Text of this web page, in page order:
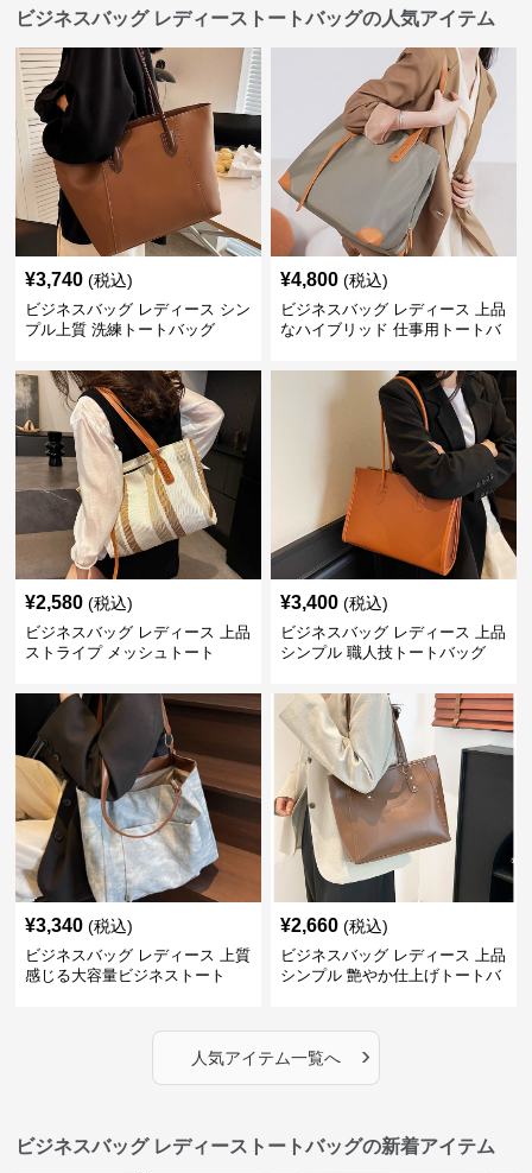
ビジネスバッグ レディーストートバッグの人気アイテム
¥3,740 (税込)
ビジネスバッグ レディース シン
プル上質 洗練トートバッグ
¥4,800 (税込)
ビジネスバッグ レディース 上品
なハイブリッド 仕事用トートバ
¥2,580 (税込)
ビジネスバッグ レディース 上品
ストライプ メッシュトート
¥3,400 (税込)
ビジネスバッグ レディース 上品
シンプル 職人技トートバッグ
¥3,340 (税込)
ビジネスバッグ レディース 上質
感じる大容量ビジネストート
¥2,660 (税込)
ビジネスバッグ レディース 上品
シンプル 艶やか仕上げトートバ
人気アイテム一覧へ ›
ビジネスバッグ レディーストートバッグの新着アイテム